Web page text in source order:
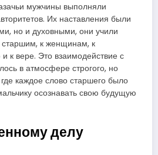
мужчины выполняли
Их наставления были
но и духовными, они учили
старшим, к женщинам, к
к вере. Это взаимодействие с
в атмосфере строгого, но
каждое слово старшего было
осознавать свою будущую
делу